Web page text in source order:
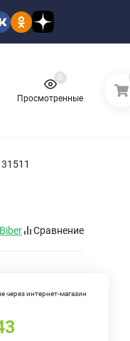
Просмотренные
0
Biber Сравнение
через интернет-магазин